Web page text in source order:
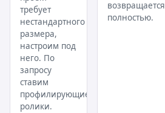
требует
нестандартного
размера,
настроим под
него. По
запросу
ставим
профилирующие
ролики.
возвращается
полностью.